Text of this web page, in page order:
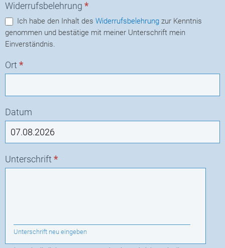
Widerrufsbelehrung *
Ich habe den Inhalt des Widerrufsbelehrung
genommen und bestätige mit meiner Unterschrift mein
Einverständnis.
Ort *
Datum
Unterschrift *
Unterschrift neu eingeben